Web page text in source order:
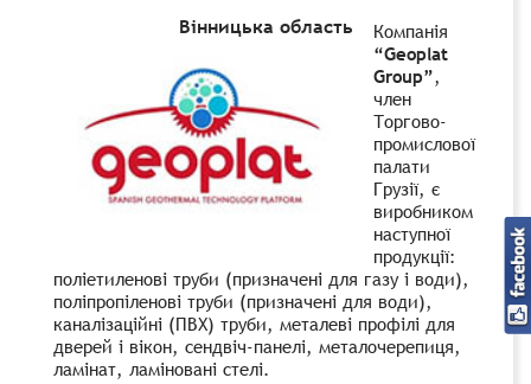
Вінницька область
Компанія
“Geoplat
Group”,
член
Торгово-
промислової
палати
Грузії, є
виробником
наступної
продукції:
поліетиленові труби (призначені для газу і води),
поліпропіленові труби (призначені для води),
каналізаційні (ПВХ) труби, металеві профілі для
дверей і вікон, сендвіч-панелі, металочерепиця,
ламінат, ламіновані стелі.